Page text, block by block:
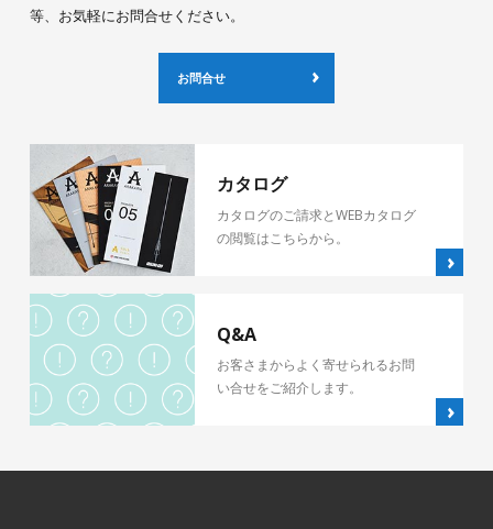
等、お気軽にお問合せください。
お問合せ
カタログ
カタログのご請求とWEBカタログ
の閲覧はこちらから。
Q&A
お客さまからよく寄せられるお問
い合せをご紹介します。